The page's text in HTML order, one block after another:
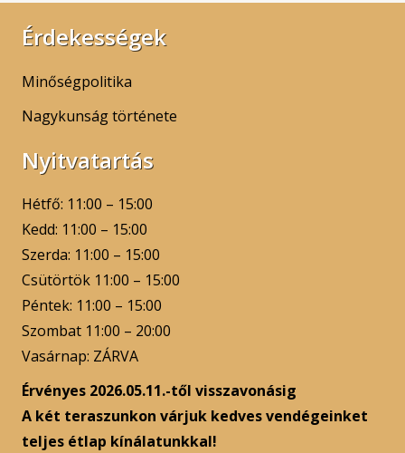
Érdekességek
Minőségpolitika
Nagykunság története
Nyitvatartás
Hétfő: 11:00 – 15:00
Kedd: 11:00 – 15:00
Szerda: 11:00 – 15:00
Csütörtök 11:00 – 15:00
Péntek: 11:00 – 15:00
Szombat 11:00 – 20:00
Vasárnap: ZÁRVA
Érvényes 2026.05.11.-től visszavonásig
A két teraszunkon várjuk kedves vendégeinket
teljes étlap kínálatunkkal!